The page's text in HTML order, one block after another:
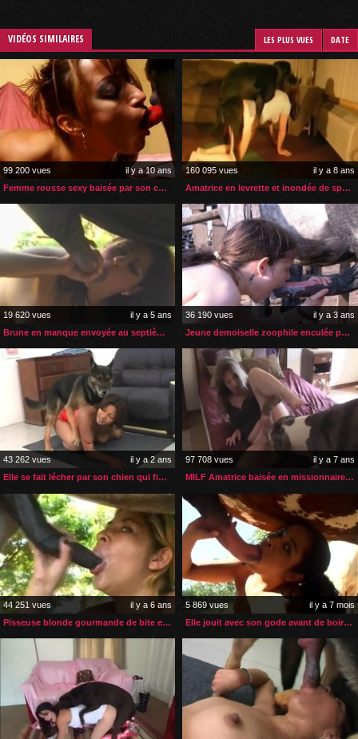
VIDÉOS SIMILAIRES LES PLUS VUES DATE
99 200 vues
il y a 10 ans
Femme rousse sexy baisée par son chien
160 095 vues
il y a 8 ans
Amatrice en levrette et inondée de sperme par son chien
19 620 vues
il y a 5 ans
Brune en manque envoyée au septième ciel par son cheval
36 190 vues
il y a 3 ans
Jeune demoiselle zoophile enculée par son cheval
43 262 vues
il y a 2 ans
Elle se fait lécher par son chien qui finit par la sauter
97 708 vues
il y a 7 ans
MILF Amatrice baisée en missionnaire par son chien
44 251 vues
il y a 6 ans
Pisseuse blonde gourmande de bite et de sperme de cheval
5 869 vues
il y a 7 mois
Elle jouit avec son gode avant de boire le sperme de son cheval